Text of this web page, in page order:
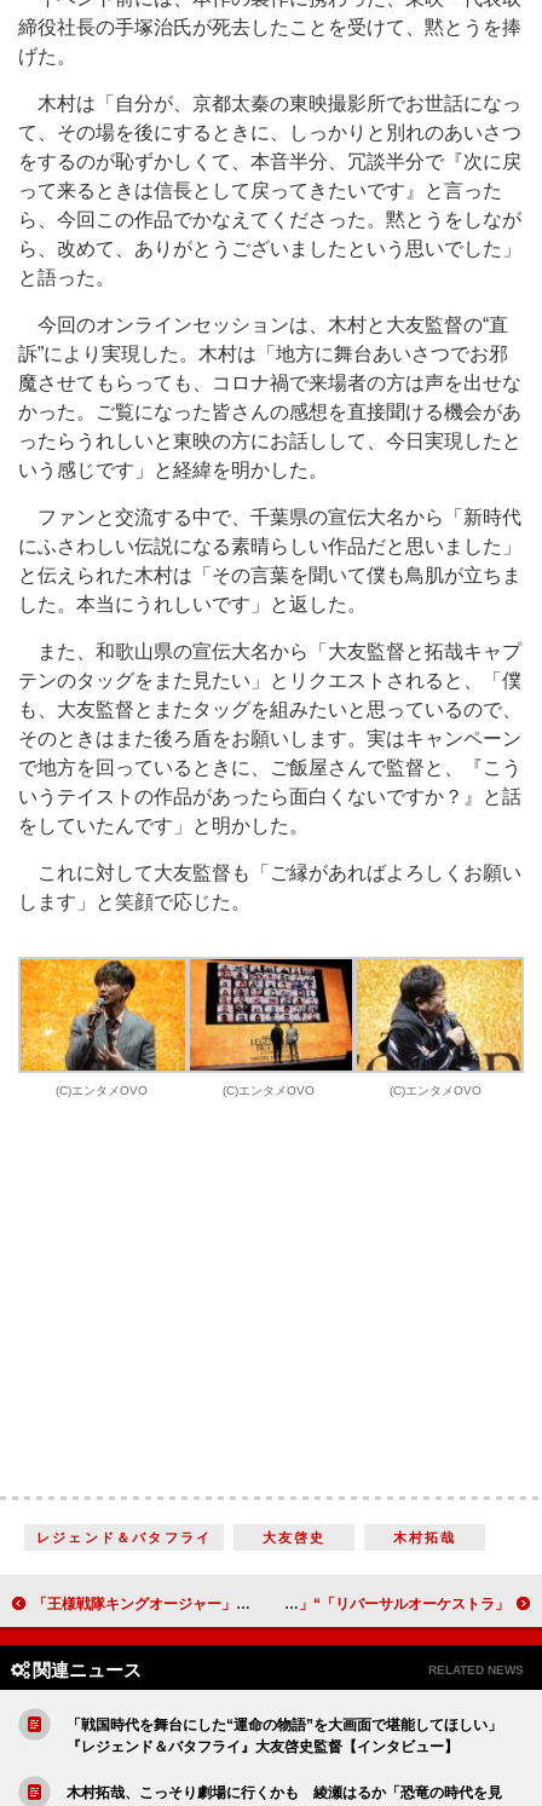
締役社長の手塚治氏が死去したことを受けて、黙とうを捧
げた。
木村は「自分が、京都太秦の東映撮影所でお世話になっ
て、その場を後にするときに、しっかりと別れのあいさつ
をするのが恥ずかしくて、本音半分、冗談半分で『次に戻
って来るときは信長として戻ってきたいです』と言った
ら、今回この作品でかなえてくださった。黙とうをしなが
ら、改めて、ありがとうございましたという思いでした」
と語った。
今回のオンラインセッションは、木村と大友監督の“直
訴”により実現した。木村は「地方に舞台あいさつでお邪
魔させてもらっても、コロナ禍で来場者の方は声を出せな
かった。ご覧になった皆さんの感想を直接聞ける機会があ
ったらうれしいと東映の方にお話しして、今日実現したと
いう感じです」と経緯を明かした。
ファンと交流する中で、千葉県の宣伝大名から「新時代
にふさわしい伝説になる素晴らしい作品だと思いました」
と伝えられた木村は「その言葉を聞いて僕も鳥肌が立ちま
した。本当にうれしいです」と返した。
また、和歌山県の宣伝大名から「大友監督と拓哉キャプ
テンのタッグをまた見たい」とリクエストされると、「僕
も、大友監督とまたタッグを組みたいと思っているので、
そのときはまた後ろ盾をお願いします。実はキャンペーン
で地方を回っているときに、ご飯屋さんで監督と、『こう
いうテイストの作品があったら面白くないですか？』と話
をしていたんです」と明かした。
これに対して大友監督も「ご縁があればよろしくお願い
します」と笑顔で応じた。
(C)エンタメOVO (C)エンタメOVO (C)エンタメOVO
レジェンド＆バタフライ 大友啓史 木村拓哉
「王様戦隊キングオージャー」制作発表会見 酒井大成「マネジャーから、怒られるのかと思いました」 「リバーサルオーケストラ」“蒼”坂東龍汰が“初音”門脇麦に告白 「『ご検討いただけましたら』『承知いたしました』の告白、めっちゃよかった」
関連ニュース RELATED NEWS
「戦国時代を舞台にした“運命の物語”を大画面で堪能してほしい」
『レジェンド＆バタフライ』大友啓史監督【インタビュー】
木村拓哉、こっそり劇場に行くかも 綾瀬はるか「恐竜の時代を見